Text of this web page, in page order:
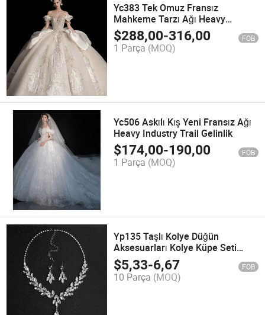
Yc383 Tek Omuz Fransız
Mahkeme Tarzı Ağı Heavy
Industry Lüks Kuyruklu Gelinlik
$288,00-316,00 FOB
1 Parça (MOQ)
Yc506 Askılı Kış Yeni Fransız Ağı
Heavy Industry Trail Gelinlik
$174,00-190,00 FOB
1 Parça (MOQ)
Yp135 Taşlı Kolye Düğün
Aksesuarları Kolye Küpe Seti
Düğün Aksesuarı
$5,33-6,67 FOB
10 Parça (MOQ)